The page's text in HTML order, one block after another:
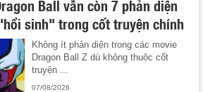
Ball vẫn còn 7 phản diện
sinh" trong cốt truyện chính
Không ít phản diện trong các movie
Dragon Ball Z dù không thuộc cốt
truyện ...
07/08/2026